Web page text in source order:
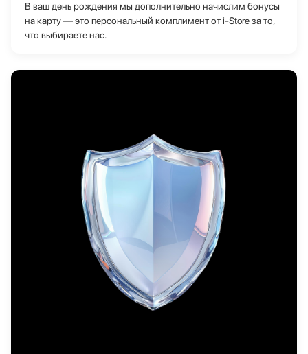
В ваш день рождения мы дополнительно начислим бонусы
на карту — это персональный комплимент от i‑Store за то,
что выбираете нас.